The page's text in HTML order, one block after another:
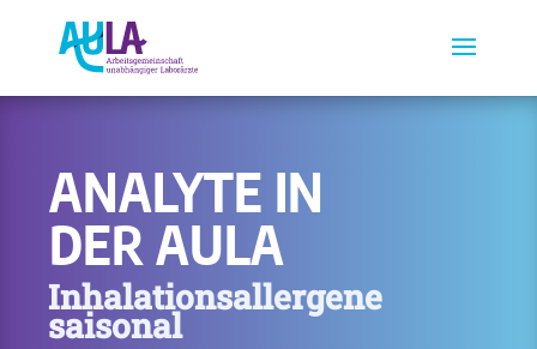
ANALYTE IN
DER AULA
Inhalationsallergene
saisonal